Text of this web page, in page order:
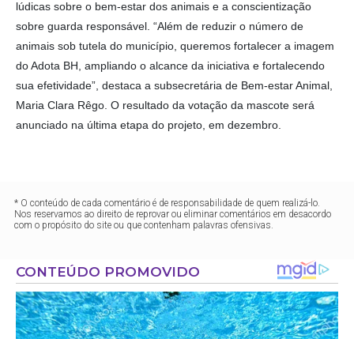
lúdicas sobre o bem-estar dos animais e a conscientização
sobre guarda responsável. “Além de reduzir o número de
animais sob tutela do município, queremos fortalecer a imagem
do Adota BH, ampliando o alcance da iniciativa e fortalecendo
sua efetividade”, destaca a subsecretária de Bem-estar Animal,
Maria Clara Rêgo. O resultado da votação da mascote será
anunciado na última etapa do projeto, em dezembro.
* O conteúdo de cada comentário é de responsabilidade de quem realizá-lo.
Nos reservamos ao direito de reprovar ou eliminar comentários em desacordo
com o propósito do site ou que contenham palavras ofensivas.